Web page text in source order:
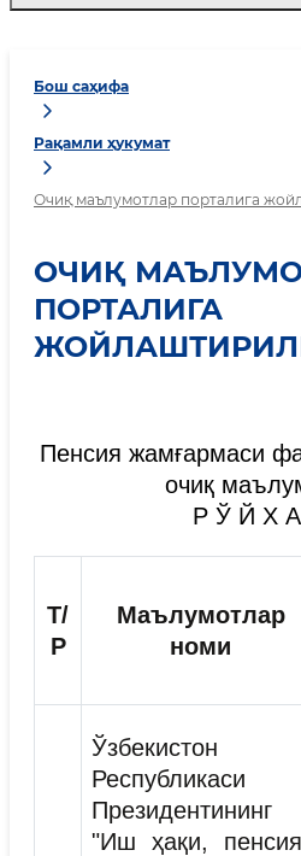
Бош саҳифа
Рақамли ҳукумат
Очиқ маълумотлар порталига
ОЧИҚ
ПОРТАЛИГА
Пенсия жамғармаси
очиқ
Р Ў Й Х
Т/
Р
Маълумотлар
номи
Ўзбекистон
Республикаси
Президентининг
"Иш ҳақи,